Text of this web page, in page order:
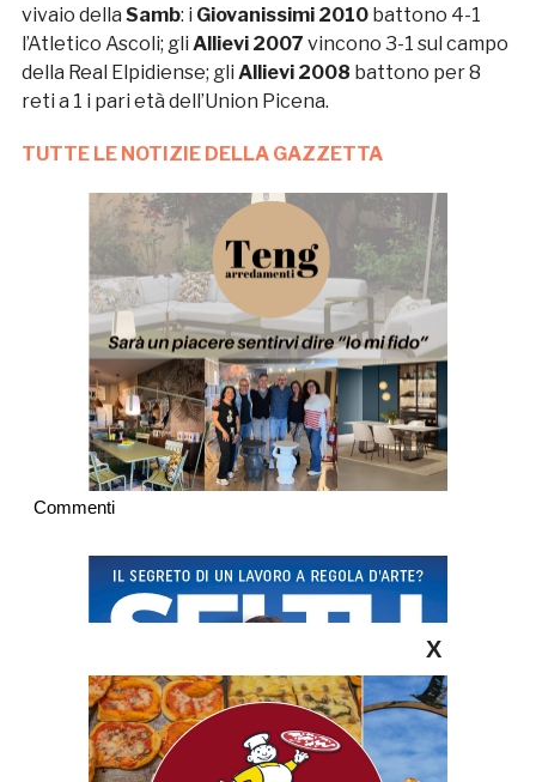
vivaio della Samb: i Giovanissimi 2010battono 4-1
l’Atletico Ascoli; gli Allievi 2007 vincono 3-1 sul campo
della Real Elpidiense; gli Allievi 2008 battono per 8
reti a 1 i pari età dell’Union Picena.
TUTTE LE NOTIZIE DELLA GAZZETTA
Commenti
X